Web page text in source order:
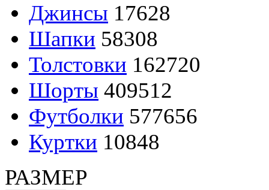
Джинсы 17628
Шапки 58308
Толстовки 162720
Шорты 409512
Футболки 577656
Куртки 10848
РАЗМЕР